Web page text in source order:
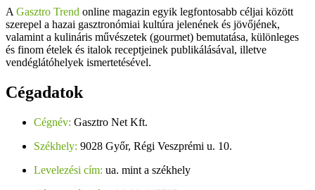
A Gasztro Trend online magazin egyik legfontosabb céljai között
szerepel a hazai gasztronómiai kultúra jelenének és jövőjének,
valamint a kulináris művészetek (gourmet) bemutatása, különleges
és finom ételek és italok receptjeinek publikálásával, illetve
vendéglátóhelyek ismertetésével.
Cégadatok
Cégnév: Gasztro Net Kft.
Székhely: 9028 Győr, Régi Veszprémi u. 10.
Levelezési cím: ua. mint a székhely